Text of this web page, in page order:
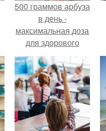
500 граммов арбуза
в день -
максимальная доза
для здорового
взрослого,
предупредили
врачи.